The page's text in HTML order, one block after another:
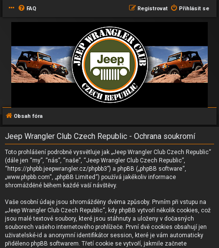
FAQ Přihlásit se
Registrovat
Obsah fóra
Jeep Wrangler Club Czech Republic - Ochrana soukromí
Toto prohlášení podrobně vysvětluje jak „Jeep Wrangler Club Czech Republic“
(dále jen “my”, “nás”, “naše”, “Jeep Wrangler Club Czech Republic”,
“https://phpbb.jeepwrangler.cz/phpbb3”) a phpBB („phpBB software“,
„www.phpbb.com“, „phpBB Limited“) používá jakékoliv informace
shromážděné během každé vaší návštěvy.
Vaše osobní údaje jsou shromážděny dvěma způsoby. Prvním při vstupu na
„Jeep Wrangler Club Czech Republic“, kdy phpBB vytvoří několik cookies, což
jsou malé textové soubory, které jsou stáhnuty a uloženy v dočasných
souborech vašeho internetového prohlížeče. První dvě cookies obsahují jen
uživatelské-id a anonymní identifikátor session, které je vám automaticky
přiděleno phpBB softwarem. Třetí cookie se vytvoří, jakmile začnete